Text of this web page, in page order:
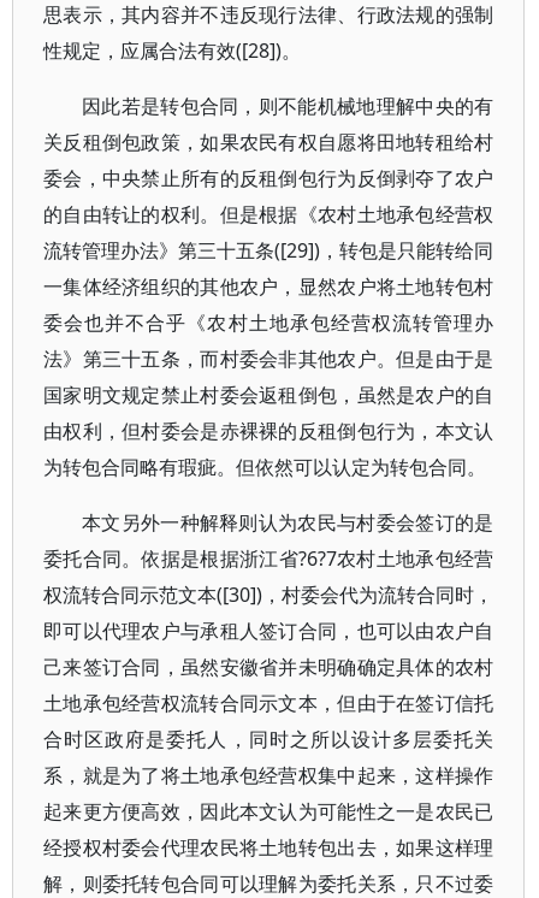
思表示，其内容并不违反现行法律、行政法规的强制
性规定，应属合法有效([28])。
因此若是转包合同，则不能机械地理解中央的有
关反租倒包政策，如果农民有权自愿将田地转租给村
委会，中央禁止所有的反租倒包行为反倒剥夺了农户
的自由转让的权利。但是根据《农村土地承包经营权
流转管理办法》第三十五条([29])，转包是只能转给同
一集体经济组织的其他农户，显然农户将土地转包村
委会也并不合乎《农村土地承包经营权流转管理办
法》第三十五条，而村委会非其他农户。但是由于是
国家明文规定禁止村委会返租倒包，虽然是农户的自
由权利，但村委会是赤裸裸的反租倒包行为，本文认
为转包合同略有瑕疵。但依然可以认定为转包合同。
本文另外一种解释则认为农民与村委会签订的是
委托合同。依据是根据浙江省?6?7农村土地承包经营
权流转合同示范文本([30])，村委会代为流转合同时，
即可以代理农户与承租人签订合同，也可以由农户自
己来签订合同，虽然安徽省并未明确确定具体的农村
土地承包经营权流转合同示文本，但由于在签订信托
合时区政府是委托人，同时之所以设计多层委托关
系，就是为了将土地承包经营权集中起来，这样操作
起来更方便高效，因此本文认为可能性之一是农民已
经授权村委会代理农民将土地转包出去，如果这样理
解，则委托转包合同可以理解为委托关系，只不过委